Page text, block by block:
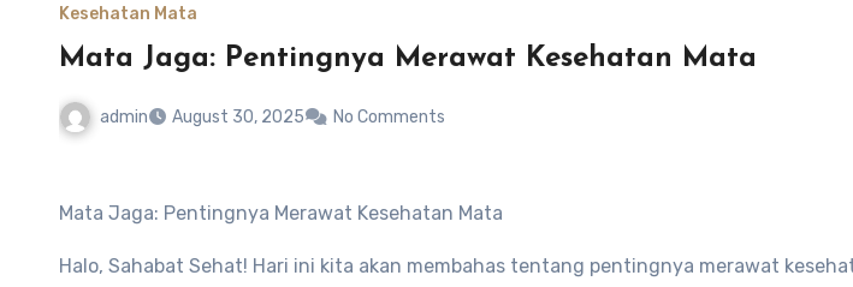
Kesehatan Mata
Mata Jaga: Pentingnya Merawat Kesehatan Mata
admin August 30, 2025 No Comments
Mata Jaga: Pentingnya Merawat Kesehatan Mata
Halo, Sahabat Sehat! Hari ini kita akan membahas tentang pentingnya merawat